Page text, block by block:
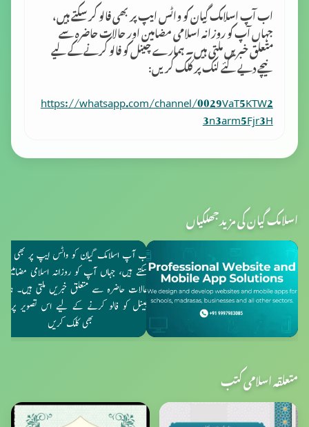
اب آپ اسلامک گِیان کو واٹس ایپ پر بھی فالو کر سکتے ہیں،
جہاں آپ کو روزانہ اسلامی مضامین اور حالات حاضرہ سے
متعلق خبریں ملتی ہیں۔ ہمارے چینل کو فالو کرنے کے لیے
نیچے دیے گئے لنک پر کلک کریں:
https://whatsapp.com/channel/0029VaT5KTW2
3n3arm5Fjr3H
اسلامک گیان کی مزید جھلکیاں
متعلقہ اسلامی کتب